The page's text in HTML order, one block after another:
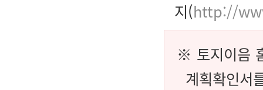
지(http://
※ 토지이음
계획확인서